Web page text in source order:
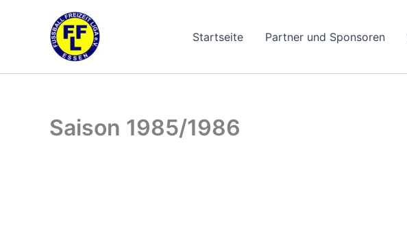
Startseite Partner und Sponsoren
Saison 1985/1986